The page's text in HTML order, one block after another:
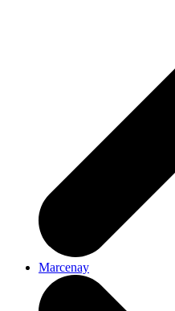
Marcenay